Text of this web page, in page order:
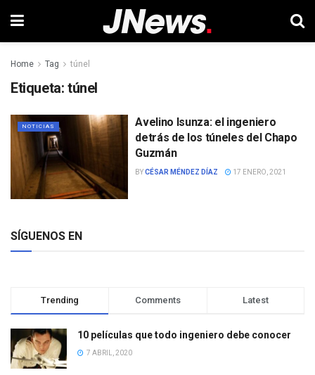
Home Tag túnel
Etiqueta: túnel
NOTICIAS
Avelino Isunza: el ingeniero
detrás de los túneles del Chapo
Guzmán
BYCÉSAR MÉNDEZ DÍAZ 17 ENERO, 2021
SÍGUENOS EN
Trending Comments Latest
10 películas que todo ingeniero debe conocer
7 ABRIL, 2020